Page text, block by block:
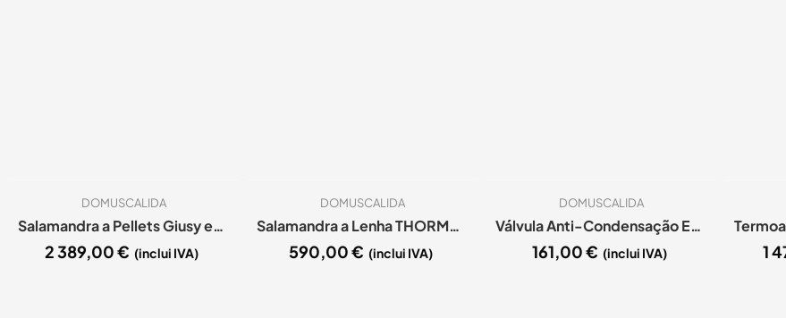
DOMUSCALIDA
Salamandra a Pellets Giusy evo Plus
2 389,00€ (inclui IVA)
DOMUSCALIDA
Salamandra a Lenha THORMA Milano II
590,00€ (inclui IVA)
DOMUSCALIDA
Válvula Anti-Condensação ESBE 55º VTC500
161,00€ (inclui IVA) 1